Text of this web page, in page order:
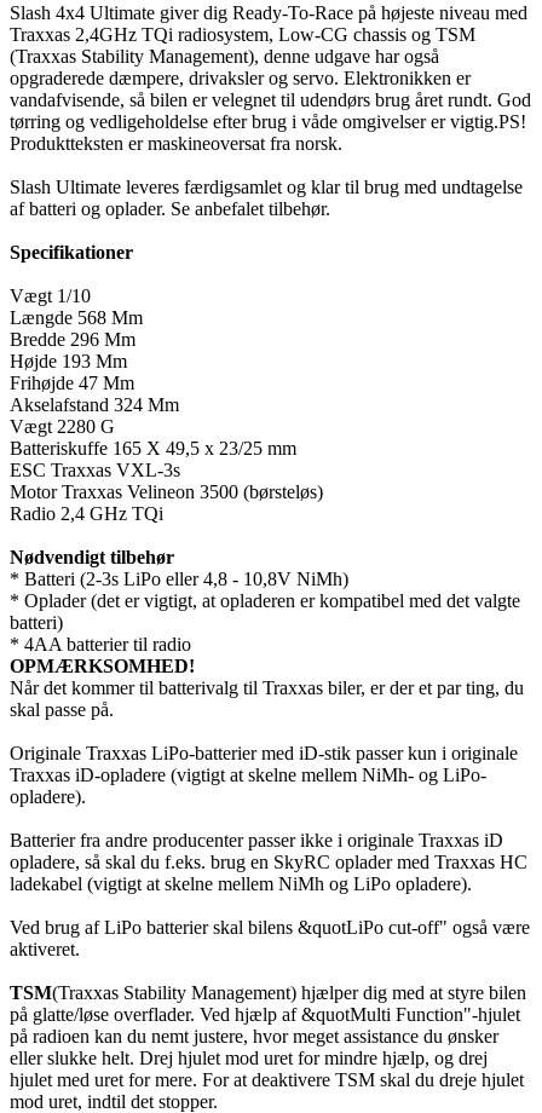
Slash 4x4 Ultimate giver dig Ready-To-Race på højeste niveau med
Traxxas 2,4GHz TQi radiosystem, Low-CG chassis og TSM
(Traxxas Stability Management), denne udgave har også
opgraderede dæmpere, drivaksler og servo. Elektronikken er
vandafvisende, så bilen er velegnet til udendørs brug året rundt. God
tørring og vedligeholdelse efter brug i våde omgivelser er vigtig.PS!
Produktteksten er maskineoversat fra norsk.
Slash Ultimate leveres færdigsamlet og klar til brug med undtagelse
af batteri og oplader. Se anbefalet tilbehør.
Specifikationer
Vægt 1/10
Længde 568 Mm
Bredde 296 Mm
Højde 193 Mm
Frihøjde 47 Mm
Akselafstand 324 Mm
Vægt 2280 G
Batteriskuffe 165 X 49,5 x 23/25 mm
ESC Traxxas VXL-3s
Motor Traxxas Velineon 3500 (børsteløs)
Radio 2,4 GHz TQi
Nødvendigt tilbehør
* Batteri (2-3s LiPo eller 4,8 - 10,8V NiMh)
* Oplader (det er vigtigt, at opladeren er kompatibel med det valgte
batteri)
* 4AA batterier til radio
OPMÆRKSOMHED!
Når det kommer til batterivalg til Traxxas biler, er der et par ting, du
skal passe på.
Originale Traxxas LiPo-batterier med iD-stik passer kun i originale
Traxxas iD-opladere (vigtigt at skelne mellem NiMh- og LiPo-
opladere).
Batterier fra andre producenter passer ikke i originale Traxxas iD
opladere, så skal du f.eks. brug en SkyRC oplader med Traxxas HC
ladekabel (vigtigt at skelne mellem NiMh og LiPo opladere).
Ved brug af LiPo batterier skal bilens &quotLiPo cut-off" også være
aktiveret.
TSM(Traxxas Stability Management) hjælper dig med at styre bilen
på glatte/løse overflader. Ved hjælp af &quotMulti Function"-hjulet
på radioen kan du nemt justere, hvor meget assistance du ønsker
eller slukke helt. Drej hjulet mod uret for mindre hjælp, og drej
hjulet med uret for mere. For at deaktivere TSM skal du dreje hjulet
mod uret, indtil det stopper.